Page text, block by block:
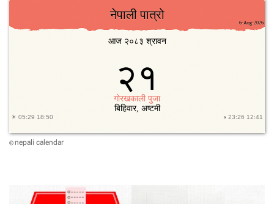
© nepali calendar